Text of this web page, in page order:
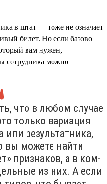
в штат — тоже не означает
билет. Но если базово
вам нужен,
сотрудника можно
что в любом случае
только вариация
или результатника,
вы можете найти
признаков, а в ком-
из них. А если